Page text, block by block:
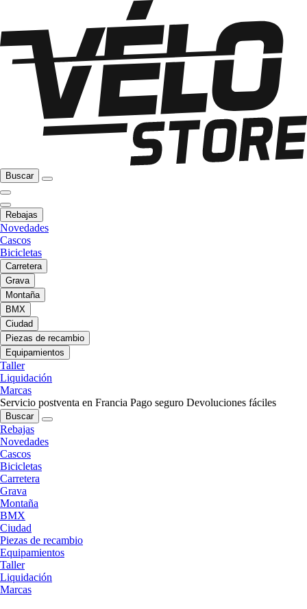
Buscar
Rebajas
Novedades
Cascos
Bicicletas
Carretera
Grava
Montaña
BMX
Ciudad
Piezas de recambio
Equipamientos
Taller
Liquidación
Marcas
Servicio postventa en Francia Pago seguro Devoluciones fáciles
Buscar
Rebajas
Novedades
Cascos
Bicicletas
Carretera
Grava
Montaña
BMX
Ciudad
Piezas de recambio
Equipamientos
Taller
Liquidación
Marcas